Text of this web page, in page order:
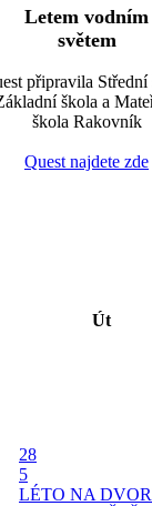
Letem vodním
světem
připravila Střední
škola a
škola Rakovník
Quest najdete zde
Út
28
5
LÉTO NA